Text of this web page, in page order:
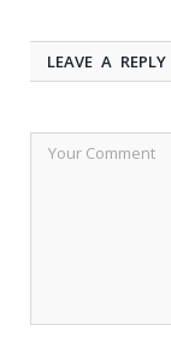
LEAVE A REPLY